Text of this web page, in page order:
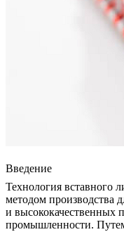
Введение
Технология вставного
методом производства
и высококачественных
промышленности.